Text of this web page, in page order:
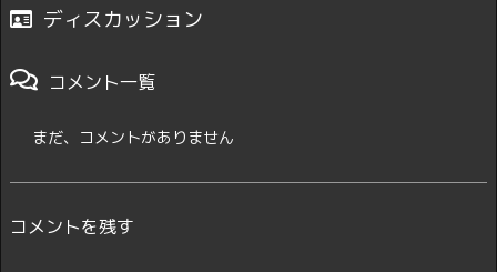
ディスカッション
コメント一覧
まだ、コメントがありません
コメントを残す